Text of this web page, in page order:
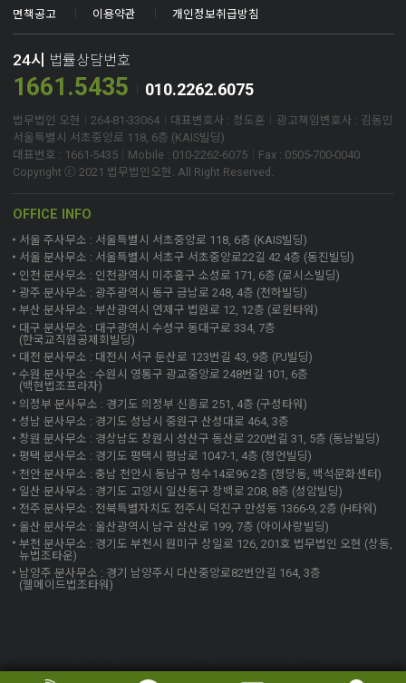
면책공고 이용약관 개인정보취급방침
24시 법률상담번호
1661.5435 010.2262.6075
법무법인 오현 264-81-33064 대표변호사 : 정도훈
광고책임변호사 : 김동민
서울특별시 서초중앙로 118, 6층 (KAIS빌딩)
대표번호 : 1661-5435
Mobile : 010-2262-6075
Fax : 0505-700-0040
Copyright ⓒ 2021 법무법인오현. All Right Reserved.
OFFICE INFO
서울 주사무소 : 서울특별시 서초중앙로 118, 6층 (KAIS빌딩)
서울 분사무소 : 서울특별시 서초구 서초중앙로22길 42 4층 (동진빌딩)
인천 분사무소 : 인천광역시 미추홀구 소성로 171, 6층 (로시스빌딩)
광주 분사무소 : 광주광역시 동구 금남로 248, 4층 (천하빌딩)
부산 분사무소 : 부산광역시 연제구 법원로 12, 12층 (로윈타워)
대구 분사무소 : 대구광역시 수성구 동대구로 334, 7층
(한국교직원공제회빌딩)
대전 분사무소 : 대전시 서구 둔산로 123번길 43, 9층 (PJ빌딩)
수원 분사무소 : 수원시 영통구 광교중앙로 248번길 101, 6층
(백현법조프라자)
의정부 분사무소 : 경기도 의정부 신흥로 251, 4층 (구성타워)
성남 분사무소 : 경기도 성남시 중원구 산성대로 464, 3층
창원 분사무소 : 경상남도 창원시 성산구 동산로 220번길 31, 5층 (동남빌딩)
평택 분사무소 : 경기도 평택시 평남로 1047-1, 4층 (청언빌딩)
천안 분사무소 : 충남 천안시 동남구 청수14로96 2층 (청당동, 백석문화센터)
일산 분사무소 : 경기도 고양시 일산동구 장백로 208, 8층 (성암빌딩)
전주 분사무소 : 전북특별자치도 전주시 덕진구 만성동 1366-9, 2층 (H타워)
울산 분사무소 : 울산광역시 남구 삼산로 199, 7층 (아이사랑빌딩)
부천 분사무소 : 경기도 부천시 원미구 상일로 126, 201호 법무법인 오현 (상동,
뉴법조타운)
남양주 분사무소 : 경기 남양주시 다산중앙로82번안길 164, 3층
(웰메이드법조타워)